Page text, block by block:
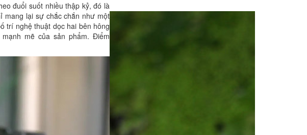
đuổi suốt nhiều thập kỷ, đó là
mang lại sự chắc chắn như một
trí nghệ thuật dọc hai bên hông
mẽ của sản phẩm. Điểm